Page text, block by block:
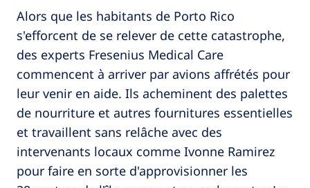
Alors que les habitants de Porto Rico
s'efforcent de se relever de cette catastrophe,
des experts Fresenius Medical Care
commencent à arriver par avions affrétés pour
leur venir en aide. Ils acheminent des palettes
de nourriture et autres fournitures essentielles
et travaillent sans relâche avec des
intervenants locaux comme Ivonne Ramirez
pour faire en sorte d'approvisionner les